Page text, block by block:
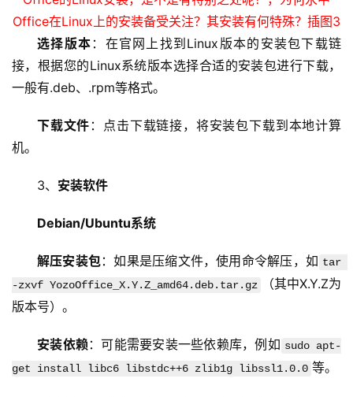
首
云
选择版本 ：在官网上找到Linux版本的安装包下载链
接，根据您的Linux系统版本选择合适的安装包进行下载，
一般有.deb、.rpm等格式。
下载文件 ：点击下载链接，将安装包下载到本地计算
机。
3、 安装软件
Debian/Ubuntu系统
解压安装包：如果是压缩文件，使用命令解压，如 tar
-zxvf YozoOffice_X.Y.Z_amd64.deb.tar.gz
（其中X.Y.Z为
版本号）。
安装依赖 ：可能需要安装一些依赖库，例如 sudo apt-
get install libc6 libstdc++6 zlib1g libssl1.0.0 等。